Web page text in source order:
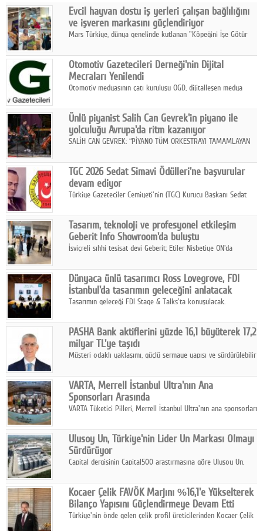
Facebook
Diziler
Karikatür
Youtube
Polemik
Reklam
Yazarlar
Künye
SOSYAL MEDYA
Facebook
Twitter
Google Plus
© 2026 TÜM HAKLARI SAKLIDIR
Evcil hayvan dostu iş yerleri çalışan bağlılığını
ve işveren markasını güçlendiriyor
Mars Türkiye, dünya genelinde kutlanan "Köpeğini İşe Götür
çalışan bağlılığı, iyi olma hali ve işveren markası üzerindeki
etkisine dikkat çekti.
Otomotiv Gazetecileri Derneği'nin Dijital
Mecraları Yenilendi
Otomotiv medyasının çatı kuruluşu OGD, dijitalleşen medya
hedefiyle internet sitesini ve sosyal medya kanallarını yeniledi.
Ünlü piyanist Salih Can Gevrek'in piyano ile
yolculuğu Avrupa'da ritm kazanıyor
SALİH CAN GEVREK: “PİYANO TÜM ORKESTRAYI TAMAMLAYAN
ETKİ YARATIYOR"
TGC 2026 Sedat Simavi Ödülleri'ne başvurular
devam ediyor
Türkiye Gazeteciler Cemiyeti'nin (TGC) Kurucu Başkanı Sedat
Tasarım, teknoloji ve profesyonel etkileşim
Geberit Info Showroom'da buluştu
İsviçreli sıhhi tesisat devi Geberit; Etiler Nisbetiye ON'da
ortaklığıyla özel bir davete ev sahipliği yaptı.
Dünyaca ünlü tasarımcı Ross Lovegrove, FDI
İstanbul'da tasarımın geleceğini anlatacak
Tasarımın geleceği FDI Stage & Talks'ta konuşulacak.
PASHA Bank aktiflerini yüzde 16,1 büyüterek 17,2
milyar TL'ye taşıdı
Müşteri odaklı yaklaşımı, güçlü sermaye yapısı ve sürdürülebilir
yılının ilk yarısında güçlü finansal performansını korudu.
VARTA, Merrell İstanbul Ultra'nın Ana
Sponsorları Arasında
VARTA Tüketici Pilleri, Merrell İstanbul Ultra'nın ana sponsorları
enerjisine güç katıyor.
Ulusoy Un, Türkiye'nin Lider Un Markası Olmayı
Sürdürüyor
Capital dergisinin Capital500 araştırmasına göre Ulusoy Un,
hasılatıyla Türkiye'nin en büyük 83. firması oldu.
Kocaer Çelik FAVÖK Marjını %16,1'e Yükselterek
Bilanço Yapısını Güçlendirmeye Devam Etti
Türkiye'nin önde gelen çelik profil üreticilerinden Kocaer Çelik